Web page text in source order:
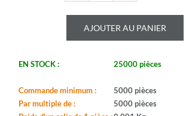
ROYALOHM
-
R1206B
Boitier:
1206
-
AJOUTER AU PANIER
EN STOCK : 25000 pièces
Commande minimum :
5000 pièces
Par multiple de :
5000 pièces